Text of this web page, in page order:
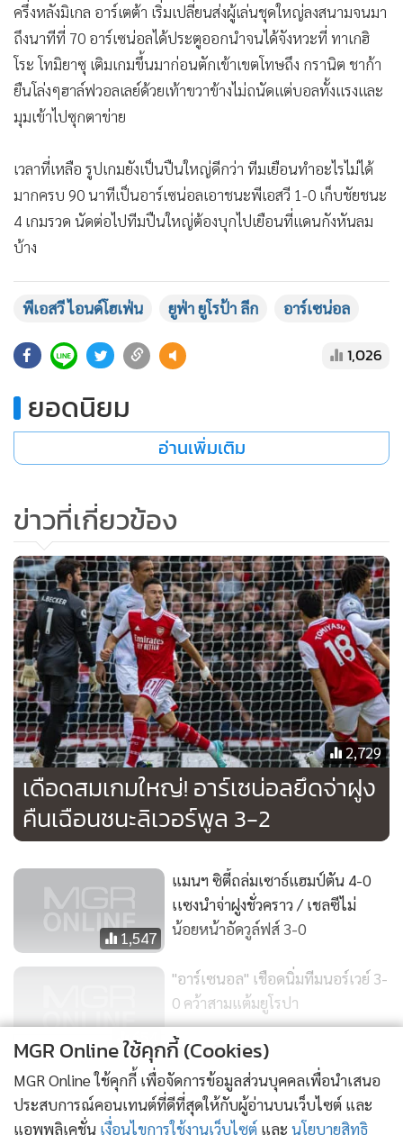
ครึ่งหลังมิเกล อาร์เตต้า เริ่มเปลี่ยนส่งผู้เล่นชุดใหญ่ลงสนามจนมา
ถึงนาทีที่ 70 อาร์เซน่อลได้ประตูออกนำจนได้จังหวะที่ ทาเกฮิ
โระ โทมิยาซุ เติมเกมขึ้นมาก่อนตักเข้าเขตโทษถึง กรานิต ชาก้า
ยืนโล่งๆฮาล์ฟวอลเลย์ด้วยเท้าขวาข้างไม่ถนัดเเต่บอลทั้งเเรงเเละ
มุมเข้าไปซุกตาข่าย
เวลาที่เหลือ รูปเกมยังเป็นปืนใหญ่ดีกว่า ทีมเยือนทำอะไรไม่ได้
มากครบ 90 นาทีเป็นอาร์เซน่อลเอาชนะพีเอสวี 1-0 เก็บชัยชนะ
4 เกมรวด นัดต่อไปทีมปืนใหญ่ต้องบุกไปเยือนที่เเดนกังหันลม
บ้าง
พีเอสวี ไอนด์โฮเฟ่น ยูฟ่า ยูโรป้า ลีก อาร์เซน่อล
1,026
ยอดนิยม
อ่านเพิ่มเติม
ข่าวที่เกี่ยวข้อง
2,729
เดือดสมเกมใหญ่! อาร์เซน่อลยึดจ่าฝูง
คืนเฉือนชนะลิเวอร์พูล 3-2
1,547
แมนฯ ซิตี้ถล่มเซาธ์แฮมป์ตัน 4-0
เเซงนำจ่าฝูงชั่วคราว / เชลซีไม่
น้อยหน้าอัดวูล์ฟส์ 3-0
654
"อาร์เซนอล" เชือดนิ่มทีมนอร์เวย์ 3-
0 คว้าสามแต้มยูโรปา
2,212
"นูเญซ" โขกชัย "ลิเวอร์พูล" เฉือน
หวิว "เวสต์แฮม" 1-0 คว้าสามแต้ม
หืด
แสดงเพิ่มเติม
MGR Online ใช้คุกกี้ (Cookies)
MGR Online ใช้คุกกี้ เพื่อจัดการข้อมูลส่วนบุคคลเพื่อนำเสนอ
ประสบการณ์คอนเทนต์ที่ดีที่สุดให้กับผู้อ่านบนเว็บไซต์ และ
แอพพลิเคชั่น เงื่อนไขการใช้งานเว็บไซต์ และ นโยบายสิทธิ